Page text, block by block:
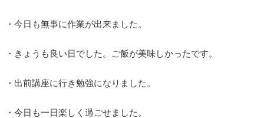
・今日も無事に作業が出来ました。
・きょうも良い日でした。ご飯が美味しかったです。
・出前講座に行き勉強になりました。
・今日も一日楽しく過ごせました。